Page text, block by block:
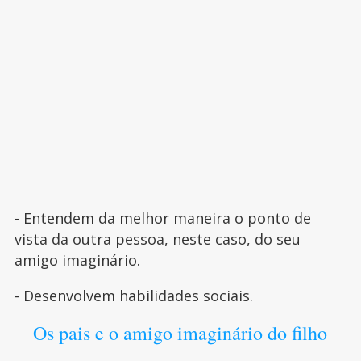
- Entendem da melhor maneira o ponto de
vista da outra pessoa, neste caso, do seu
amigo imaginário.
- Desenvolvem habilidades sociais.
Os pais e o amigo imaginário do filho